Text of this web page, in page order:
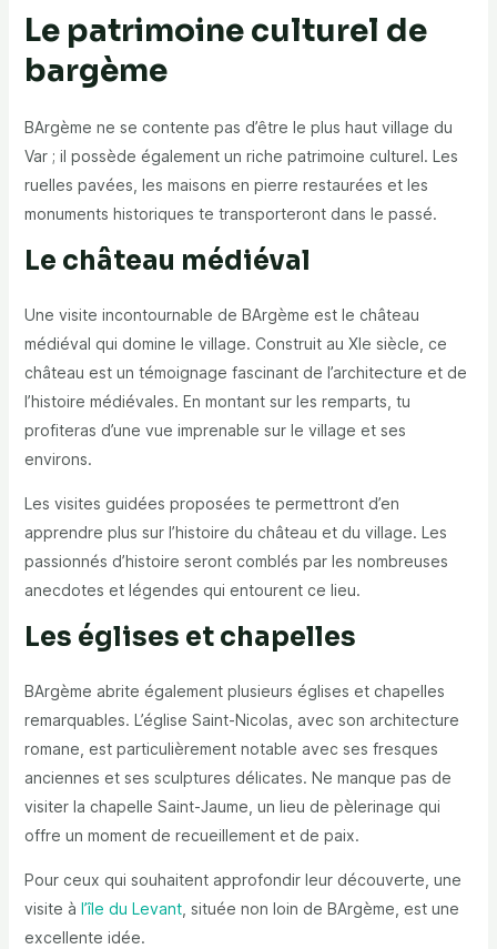
Le patrimoine culturel de
bargème
BArgème ne se contente pas d’être le plus haut village du
Var; il possède également un riche patrimoine culturel. Les
ruelles pavées, les maisons en pierre restaurées et les
monuments historiques te transporteront dans le passé.
Le château médiéval
Une visite incontournable de BArgème est le château
médiéval qui domine le village. Construit au XIe siècle, ce
château est un témoignage fascinant de l’architecture et de
l’histoire médiévales. En montant sur les remparts, tu
profiteras d’une vue imprenable sur le village et ses
environs.
Les visites guidées proposées te permettront d’en
apprendre plus sur l’histoire du château et du village. Les
passionnés d’histoire seront comblés par les nombreuses
anecdotes et légendes qui entourent ce lieu.
Les églises et chapelles
BArgème abrite également plusieurs églises et chapelles
remarquables. L’église Saint-Nicolas, avec son architecture
romane, est particulièrement notable avec ses fresques
anciennes et ses sculptures délicates. Ne manque pas de
visiter la chapelle Saint-Jaume, un lieu de pèlerinage qui
offre un moment de recueillement et de paix.
Pour ceux qui souhaitent approfondir leur découverte, une
visite à l’île du Levant, située non loin de BArgème, est une
excellente idée.